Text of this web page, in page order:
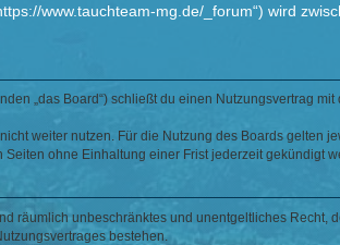
www.tauchteam-mg.de/_forum“) wird
„das Board“) schließt du einen Nutzungsvertrag
weiter nutzen. Für die Nutzung des Boards gelten
ohne Einhaltung einer Frist jederzeit gekündigt
räumlich unbeschränktes und unentgeltliches Recht,
bestehen.